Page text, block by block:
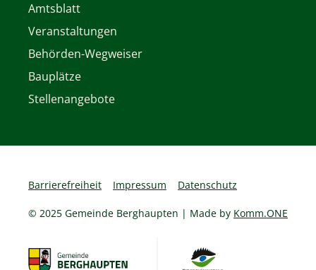
Amtsblatt
Veranstaltungen
Behörden-Wegweiser
Bauplätze
Stellenangebote
Barrierefreiheit Impressum Datenschutz
© 2025 Gemeinde Berghaupten | Made by Komm.ONE